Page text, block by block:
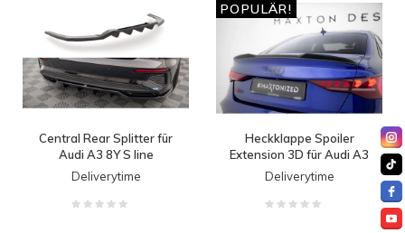
Central Rear Splitter für
Audi A3 8Y S line
Limousine
Deliverytime
POPULÄR!
Heckklappe Spoiler
Extension 3D für Audi A3
/ A3 S line / S3 / RS3
Limousine
Deliverytime